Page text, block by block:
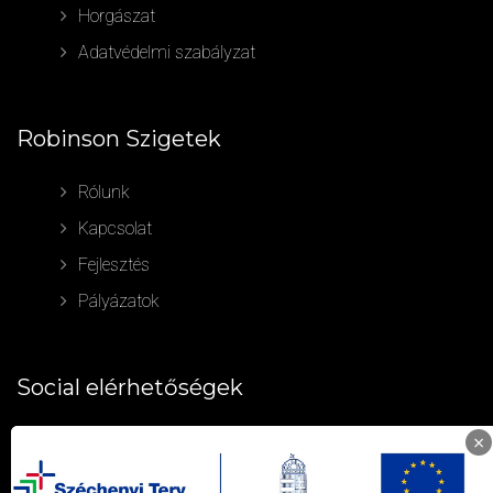
Horgászat
Adatvédelmi szabályzat
Robinson Szigetek
Rólunk
Kapcsolat
Fejlesztés
Pályázatok
Social elérhetőségek
×